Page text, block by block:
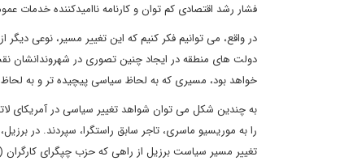
فشار رشد اقتصادی کم توان و کارنامه ناامیدکننده خدمات
در واقع، می توانیم فکر کنیم که این تغییر مسیر، نوعی
دولت های منطقه در ایجاد چنین تصوری در شهروندانشان
خواهد بود، مسیری که به لحاظ سیاسی پیچیده تر و به
به چندین شکل می توان شواهد تغییر سیاسی در آمریکای
را به موریسیو ماسری، تاجر سابق راستگرا، سپردند. در
تغییر مسیر سیاست برزیل از راهی که حزب چپگرای کارگران (در ۱۳ سال گذشته) در پیش گرفته